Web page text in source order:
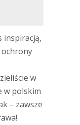
inspiracją,
ochrony
w
w polskim
– zawsze